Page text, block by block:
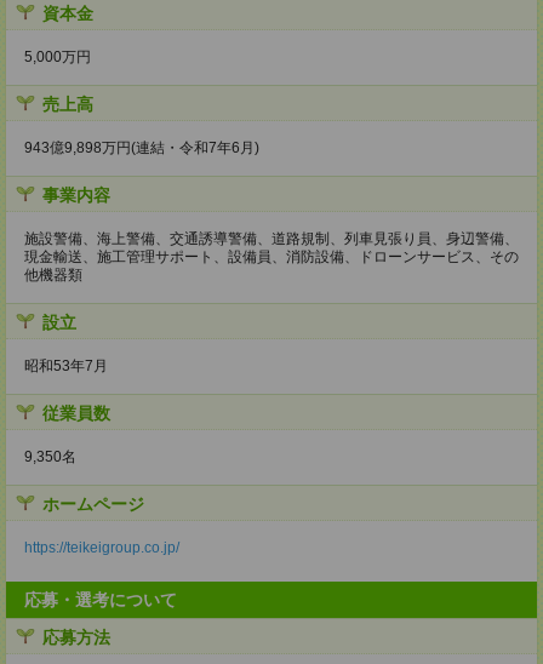
資本金
5,000万円
売上高
943億9,898万円(連結・令和7年6月)
事業内容
施設警備、海上警備、交通誘導警備、道路規制、列車見張り員、身辺警備、
現金輸送、施工管理サポート、設備員、消防設備、ドローンサービス、その
他機器類
設立
昭和53年7月
従業員数
9,350名
ホームページ
https://teikeigroup.co.jp/
応募・選考について
応募方法